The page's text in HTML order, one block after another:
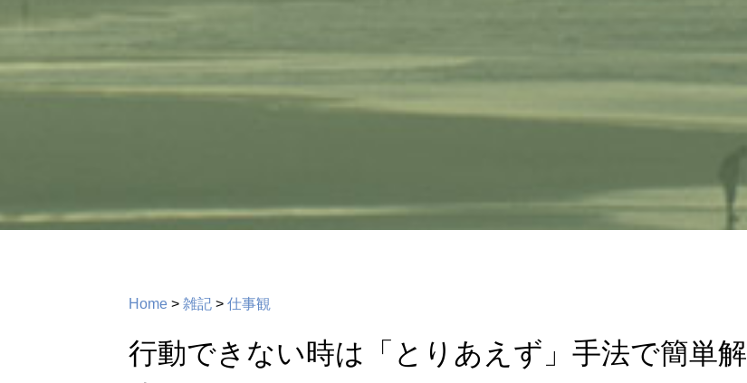
Home > 雑記 > 仕事観
行動できない時は「とりあえず」手法で簡単解